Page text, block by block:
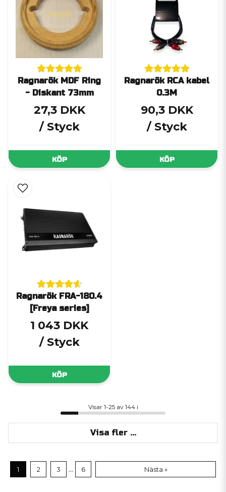
Ragnarök MDF Ring
- Diskant 73mm
27,3 DKK
/ Styck
KÖP
Ragnarök RCA kabel
0.3M
90,3 DKK
/ Styck
KÖP
Ragnarök FRA-180.4
[Freya series]
1 043 DKK
/ Styck
KÖP
Visar 1-25 av 144 i
Visa fler ...
1 2 3 ... 6 Nästa »